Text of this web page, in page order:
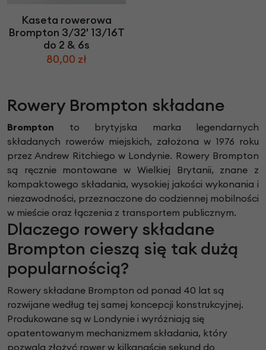
Kaseta rowerowa
Brompton 3/32' 13/16T
do 2 & 6s
80,00 zł
Rowery Brompton składane
Brompton to brytyjska marka legendarnych
składanych rowerów miejskich, założona w 1976 roku
przez Andrew Ritchiego w Londynie. Rowery Brompton
są ręcznie montowane w Wielkiej Brytanii, znane z
kompaktowego składania, wysokiej jakości wykonania i
niezawodności, przeznaczone do codziennej mobilności
w mieście oraz łączenia z transportem publicznym.
Dlaczego rowery składane
Brompton cieszą się tak dużą
popularnością?
Rowery składane Brompton od ponad 40 lat są
rozwijane według tej samej koncepcji konstrukcyjnej.
Produkowane są w Londynie i wyróżniają się
opatentowanym mechanizmem składania, który
pozwala złożyć rower w kilkanaście sekund do